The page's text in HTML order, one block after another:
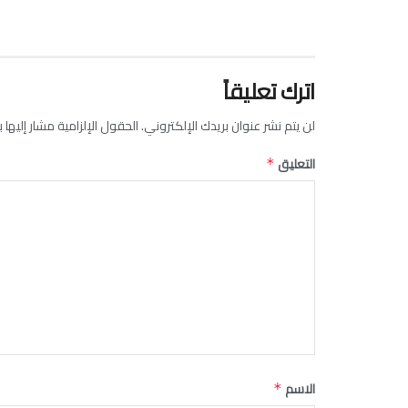
اترك تعليقاً
لن يتم نشر عنوان بريدك الإلكتروني.الحقول الإلزامية مشار إليها
التعليق *
الاسم *